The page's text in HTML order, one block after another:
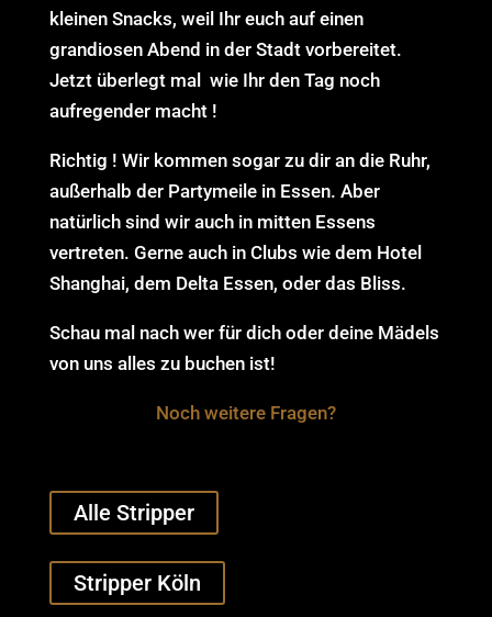
kleinen Snacks, weil Ihr euch auf einen
grandiosen Abend in der Stadt vorbereitet.
Jetzt überlegt mal wie Ihr den Tag noch
aufregender macht !
Richtig ! Wir kommen sogar zu dir an die Ruhr,
außerhalb der Partymeile in Essen. Aber
natürlich sind wir auch in mitten Essens
vertreten. Gerne auch in Clubs wie dem Hotel
Shanghai, dem Delta Essen, oder das Bliss.
Schau mal nach wer für dich oder deine Mädels
von uns alles zu buchen ist!
Noch weitere Fragen?
Alle Stripper
Stripper Köln